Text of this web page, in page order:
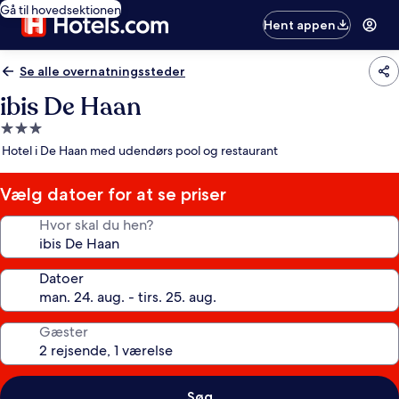
Gå til hovedsektionen
Hent appen
Se alle overnatningssteder
ibis De Haan
3.0-
stjernet
Hotel i De Haan med udendørs pool og restaurant
Vælg datoer for at se priser
Hvor skal du hen?
Datoer
Gæster